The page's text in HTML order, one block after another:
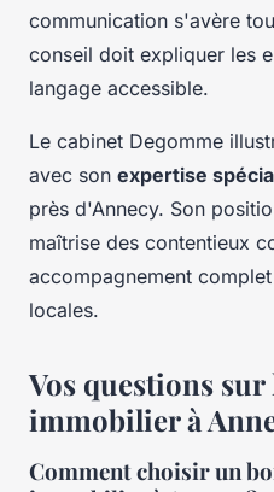
communication s'avère
conseil doit expliquer les
langage accessible.
Le cabinet Degomme
avec son expertise
près d'Annecy. Son
maîtrise des contentieux
accompagnement
locales.
Vos questions
immobilier à
Comment choisir un